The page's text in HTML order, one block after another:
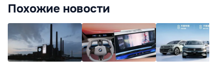
Похожие новости